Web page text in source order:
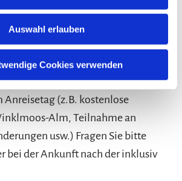
Auswahl erlauben
Cookies verwenden
Extras
den Vorteilen der inklusiv
Leistungen und Ermäßigungen
Anreisetag (z.B. kostenlose
Alm, Teilnahme an
usw.) Fragen Sie bitte
bei der Ankunft nach der inklusiv